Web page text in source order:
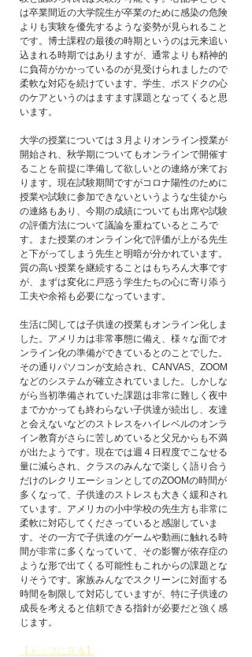
は卒業間近の大学院生が卒業のために感染の危険
よりも実験を優先するような姿勢が見られること
です。博士課程の最後の時期というのは元来追い
込まれる時期ではありますが、通常よりも精神的
に負荷がかかっているのが見受けられましたので
柔軟な対応を続けています。学生、ポスドクの心
のケアというのはますます課題となってくると思
います。
大学の授業については３月よりオンライン授業が
開始され、秋学期についてもオンラインで開催す
ることを前提に準備して欲しいとの連絡が来てお
ります。現在試験期間ですがコロナ陽性のために
授業や試験に参加できないというような生徒から
の連絡もあり、今期の成績についても出席や試験
の評価方法について議論を重ねているところで
す。また授業のオンライン化で評価が上がる先生
と下がってしまう先生と明暗が分かれています。
質の高い授業を継続することはもちろん大事です
が、まずは変化に戸惑う学生たちの心に寄り添う
工夫や余裕も必要になっています。
生活に関しては子供達の授業もオンライン化しま
した。アメリカは非常事態に備え、様々な面でオ
ンライン化の準備ができているとのことでした。
その通りパソコンが支給され、CANVAS、ZOOM
などのシステムが確立されていました。しかしな
がら当初準備されていた課題は非常に難しく夜中
までかかっても終わらない子供達が続出し、友達
と会えないなどのストレスをハイレベルのオンラ
イン教育がさらに苦しめていると父兄からも不満
が出たようです。現在では週４日程度でこなせる
量に減らされ、クラスのみんなで楽しく語り合う
だけのレクリエーションとしてのZOOMの時間が
多くなって、子供達のストレスも大きく緩和され
ています。アメリカの小中学校の先生方も非常に
柔軟に対応してくださっていると感謝していま
す。その一方で子供達のゲームや動画に触れる時
間が非常に多くなっていて、その影響が依存症の
ような形で出てくる可能性もこれからの課題とな
りそうです。家族みんなでスクリーンに対面する
時間を制限して対応していますが、特に子供達の
成長を考えると信頼できる指針が必要だと強く感
じます。
【トップに戻る】